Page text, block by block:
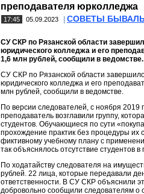
преподавателя юрколледжа
17:45 05.09.2023 СОВЕТЫ
СУ СКР по Рязанской области
юридического колледжа и его
1,6 млн рублей, сообщили в ведомстве.
СУ СКР по Рязанской области
юридического колледжа и его
млн рублей, сообщили в ведомстве.
По версии следователей, с ноября 2019
преподаватель возглавили группу,
студентов. Обучающиеся по сути
прохождение практик без процедуры
фиктивному учебному плану с
так объяснялось отсутствие студентов
По ходатайству следователя на
рублей. 22 лица, которые передавали
ответственности. В СУ СКР объяснили
добровольно сообщили следователям о